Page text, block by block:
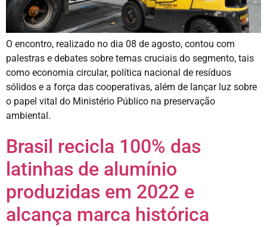
O encontro, realizado no dia 08 de agosto, contou com
palestras e debates sobre temas cruciais do segmento, tais
como economia circular, política nacional de resíduos
sólidos e a força das cooperativas, além de lançar luz sobre
o papel vital do Ministério Público na preservação
ambiental.
Brasil recicla 100% das
latinhas de alumínio
produzidas em 2022 e
alcança marca histórica